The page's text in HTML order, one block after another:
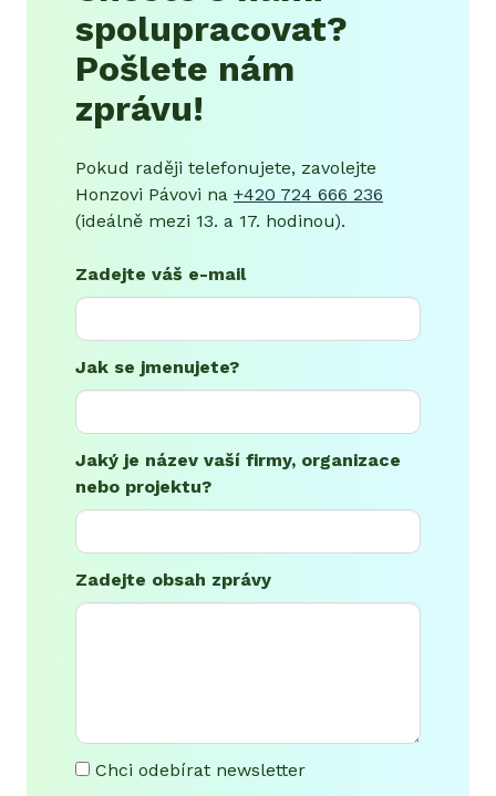
spolupracovat?
Pošlete nám
zprávu!
Pokud raději telefonujete, zavolejte
Honzovi Pávovi na +420 724 666 236
(ideálně mezi 13. a 17. hodinou).
Zadejte váš e-mail
Jak se jmenujete?
Jaký je název vaší firmy, organizace
nebo projektu?
Zadejte obsah zprávy
Chci odebírat newsletter